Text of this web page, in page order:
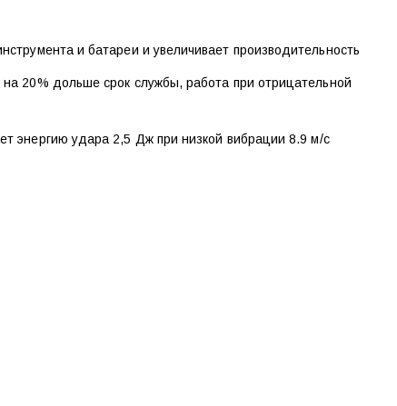
и батареи и увеличивает производительность
20% дольше срок службы, работа при отрицательной
энергию удара 2,5 Дж при низкой вибрации 8.9 м/с